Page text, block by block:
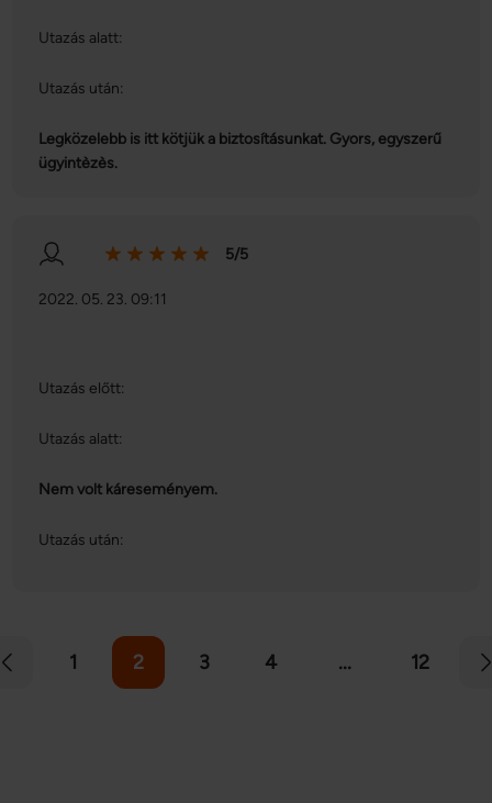
Utazás alatt:
Utazás után:
Legközelebb is itt kötjük a biztosításunkat. Gyors, egyszerű
ügyintèzès.
5/5
2022. 05. 23. 09:11
Utazás előtt:
Utazás alatt:
Nem volt káreseményem.
Utazás után:
1 2 3 4 ... 12